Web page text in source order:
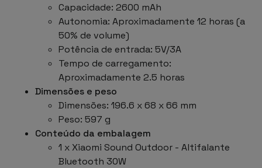
Capacidade: 2600 mAh
Autonomia: Aproximadamente 12 horas (a
50% de volume)
Potência de entrada: 5V/3A
Tempo de carregamento:
Aproximadamente 2.5 horas
Dimensões e peso
Dimensões: 196.6 x 68 x 66 mm
Peso: 597 g
Conteúdo da embalagem
1 x Xiaomi Sound Outdoor - Altifalante
Bluetooth 30W